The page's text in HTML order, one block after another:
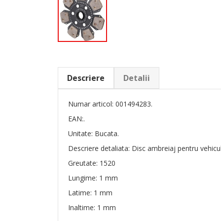
Descriere Detalii
Numar articol: 001494283.
EAN:.
Unitate: Bucata.
Descriere detaliata: Disc ambreiaj pentru
Greutate: 1520
Lungime: 1 mm
Latime: 1 mm
Inaltime: 1 mm